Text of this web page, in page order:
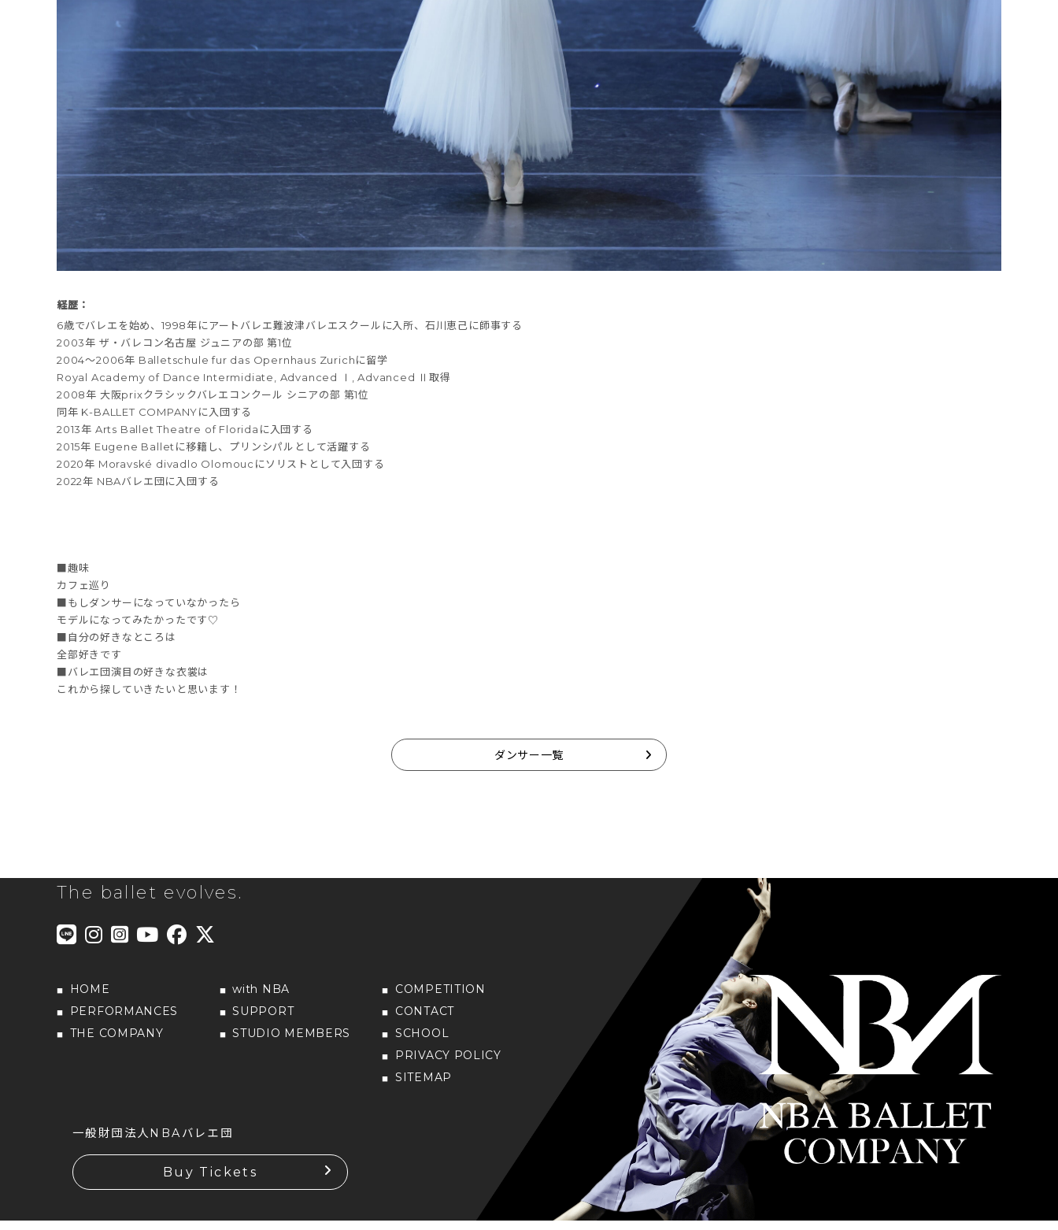
経歴：
6歳でバレエを始め、1998年にアートバレエ難波津バレエスクールに入所、石川恵己に師事する
2003年 ザ・バレコン名古屋 ジュニアの部 第1位
2004〜2006年 Balletschule fur das Opernhaus Zurichに留学
Royal Academy of Dance Intermidiate, Advanced Ⅰ, Advanced Ⅱ取得
2008年 大阪prixクラシックバレエコンクール シニアの部 第1位
同年 K-BALLET COMPANYに入団する
2013年 Arts Ballet Theatre of Floridaに入団する
2015年 Eugene Balletに移籍し、プリンシパルとして活躍する
2020年 Moravské divadlo Olomoucにソリストとして入団する
2022年 NBAバレエ団に入団する
■趣味
カフェ巡り
■もしダンサーになっていなかったら
モデルになってみたかったです♡
■自分の好きなところは
全部好きです
■バレエ団演目の好きな衣裳は
これから探していきたいと思います！
ダンサー一覧
The ballet evolves.
HOME
PERFORMANCES
THE COMPANY
with NBA
SUPPORT
STUDIO MEMBERS
COMPETITION
CONTACT
SCHOOL
PRIVACY POLICY
SITEMAP
一般財団法人NBAバレエ団
Buy Tickets